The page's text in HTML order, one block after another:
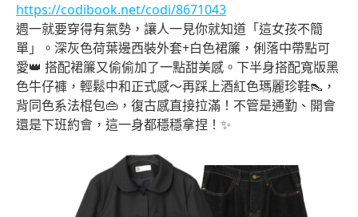
https://codibook.net/codi/8671043
週一就要穿得有氣勢，讓人一見你就知道「這女孩不簡
單」。深灰色荷葉邊西裝外套+白色裙簾，俐落中帶點可
愛👑 搭配裙簾又偷偷加了一點甜美感。下半身搭配寬版黑
色牛仔褲，輕鬆中和正式感～再踩上酒紅色瑪麗珍鞋👠，
背同色系法棍包👜，復古感直接拉滿！不管是通勤、開會
還是下班約會，這一身都穩穩拿捏！✨